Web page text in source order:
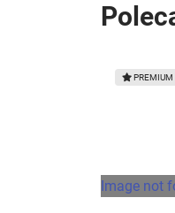
Image not
Awans
PREMIUM